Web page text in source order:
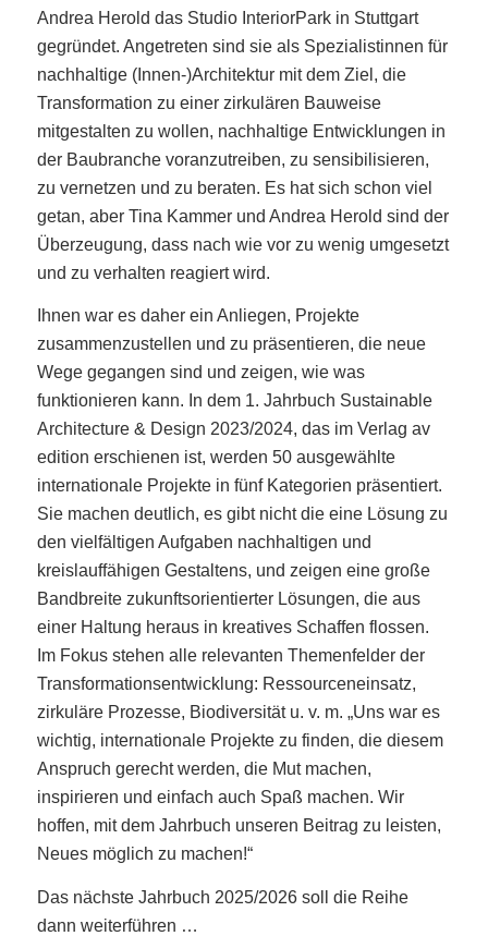
Andrea Herold das Studio InteriorPark in Stuttgart
gegründet. Angetreten sind sie als Spezialistinnen für
nachhaltige (Innen-)Architektur mit dem Ziel, die
Transformation zu einer zirkulären Bauweise
mitgestalten zu wollen, nachhaltige Entwicklungen in
der Baubranche voranzutreiben, zu sensibilisieren,
zu vernetzen und zu beraten. Es hat sich schon viel
getan, aber Tina Kammer und Andrea Herold sind der
Überzeugung, dass nach wie vor zu wenig umgesetzt
und zu verhalten reagiert wird.
Ihnen war es daher ein Anliegen, Projekte
zusammenzustellen und zu präsentieren, die neue
Wege gegangen sind und zeigen, wie was
funktionieren kann. In dem 1. Jahrbuch Sustainable
Architecture & Design 2023/2024, das im Verlag av
edition erschienen ist, werden 50 ausgewählte
internationale Projekte in fünf Kategorien präsentiert.
Sie machen deutlich, es gibt nicht die eine Lösung zu
den vielfältigen Aufgaben nachhaltigen und
kreislauffähigen Gestaltens, und zeigen eine große
Bandbreite zukunftsorientierter Lösungen, die aus
einer Haltung heraus in kreatives Schaffen flossen.
Im Fokus stehen alle relevanten Themenfelder der
Transformationsentwicklung: Ressourceneinsatz,
zirkuläre Prozesse, Biodiversität u. v. m. „Uns war es
wichtig, internationale Projekte zu finden, die diesem
Anspruch gerecht werden, die Mut machen,
inspirieren und einfach auch Spaß machen. Wir
hoffen, mit dem Jahrbuch unseren Beitrag zu leisten,
Neues möglich zu machen!“
Das nächste Jahrbuch 2025/2026 soll die Reihe
dann weiterführen …